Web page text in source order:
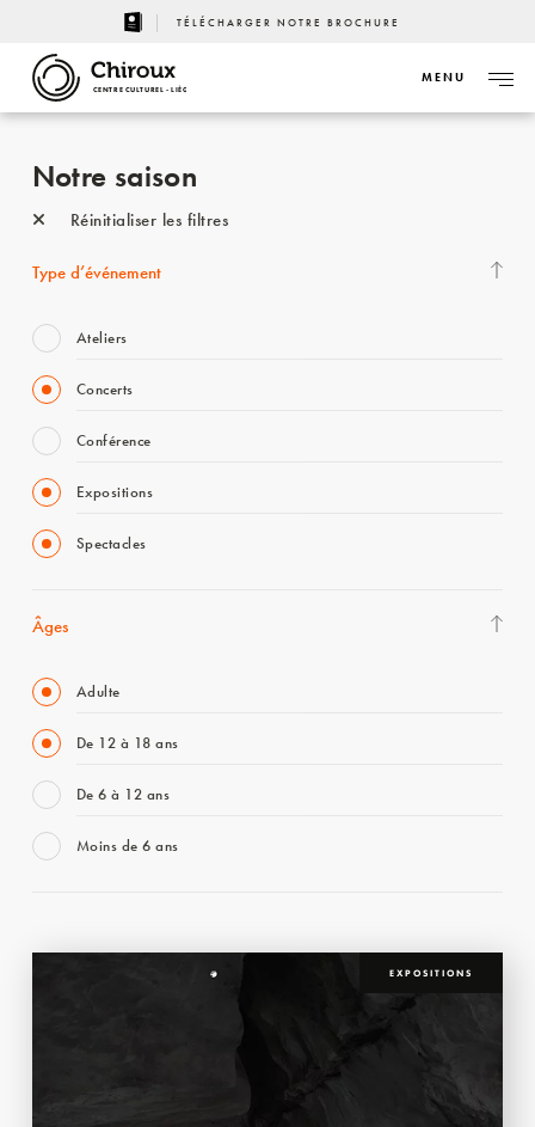
TÉLÉCHARGER NOTRE BROCHURE
CENTRE CULTUREL - LIÈGE
MENU
Notre saison
Réinitialiser les filtres
Type d’événement
Ateliers
Concerts
Conférence
Expositions
Spectacles
Âges
Adulte
De 12 à 18 ans
De 6 à 12 ans
Moins de 6 ans
EXPOSITIONS